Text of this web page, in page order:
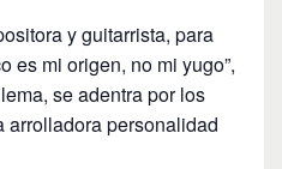
y guitarrista, para
es mi origen, no mi yugo”,
se adentra por los
arrolladora personalidad